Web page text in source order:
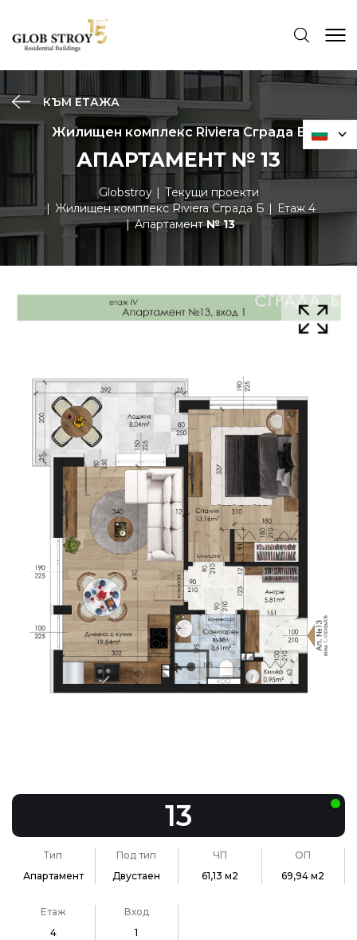
КЪМ ЕТАЖА
Жилищен комплекс Riviera Сграда Б
АПАРТАМЕНТ № 13
Globstroy
Текущи проекти
Жилищен комплекс Riviera Сграда Б
Етаж 4
Апартамент№ 13
13
Тип
Апартамент
Под тип
Двустаен
ЧП
61,13 м2
ОП
69,94 м2
Етаж
4
Вход
1